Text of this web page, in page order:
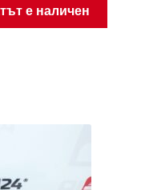
е наличен